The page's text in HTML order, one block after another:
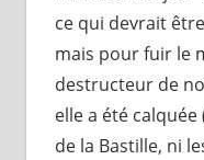
ce qui devrait
mais pour fuir le
destructeur de
elle a été
de la Bastille, ni